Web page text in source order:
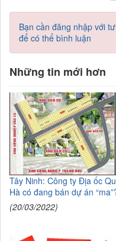
Bạn cần đăng nhập với
để có thể bình luận
Những tin mới hơn
Tây Ninh: Công ty Địa ốc
Hà có đang bán dự án
(20/03/2022)